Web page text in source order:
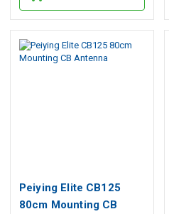
Peiying Elite CB125
80cm Mounting CB